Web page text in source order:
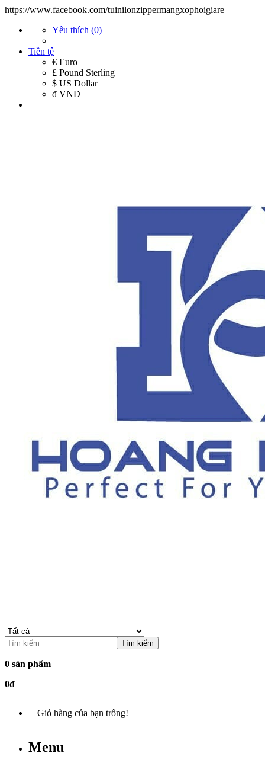
https://www.facebook.com/tuinilonzippermangxophoigiare
Yêu thích (0)
Tiền tệ
€ Euro
£ Pound Sterling
$ US Dollar
đ VND
Tìm kiếm
0 sản phẩm
0đ
Giỏ hàng của bạn trống!
Menu